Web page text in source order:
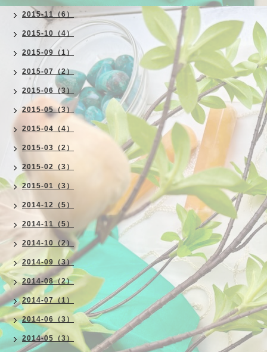
2015-11（6）
2015-10（4）
2015-09（1）
2015-07（2）
2015-06（3）
2015-05（3）
2015-04（4）
2015-03（2）
2015-02（3）
2015-01（3）
2014-12（5）
2014-11（5）
2014-10（2）
2014-09（3）
2014-08（2）
2014-07（1）
2014-06（3）
2014-05（3）